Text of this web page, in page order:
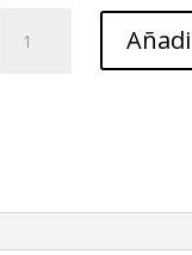
brazo